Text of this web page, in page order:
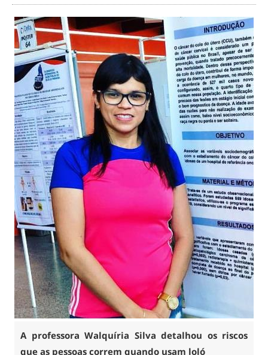
A professora Walquíria Silva detalhou os riscos
que as pessoas correm quando usam loló